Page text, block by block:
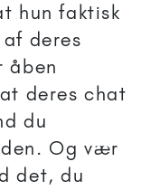
hun faktisk
deres
åben
deres chat
du
Og vær
det, du